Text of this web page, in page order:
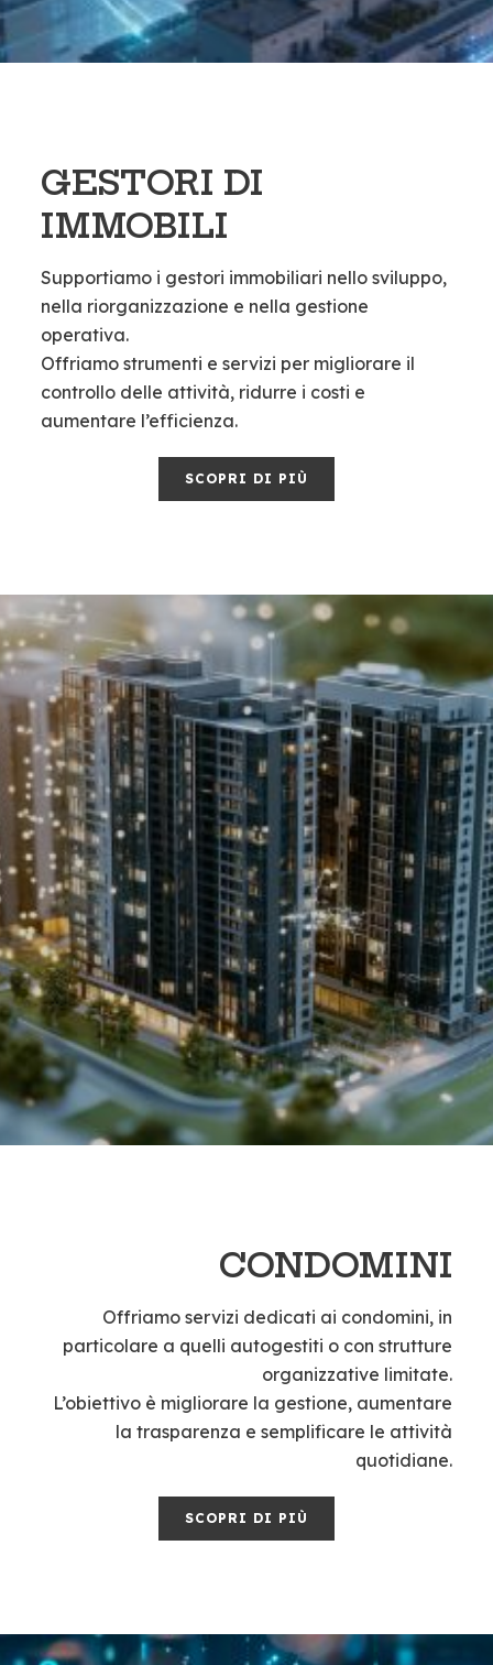
GESTORI DI
IMMOBILI
Supportiamo i gestori immobiliari nello sviluppo,
nella riorganizzazione e nella gestione
operativa.
Offriamo strumenti e servizi per migliorare il
controllo delle attività, ridurre i costi e
aumentare l’efficienza.
SCOPRI DI PIÙ
CONDOMINI
Offriamo servizi dedicati ai condomini, in
particolare a quelli autogestiti o con strutture
organizzative limitate.
L’obiettivo è migliorare la gestione, aumentare
la trasparenza e semplificare le attività
quotidiane.
SCOPRI DI PIÙ